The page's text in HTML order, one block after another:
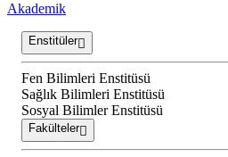
Akademik
Enstitüler
Fen Bilimleri Enstitüsü
Sağlık Bilimleri Enstitüsü
Sosyal Bilimler Enstitüsü
Fakülteler